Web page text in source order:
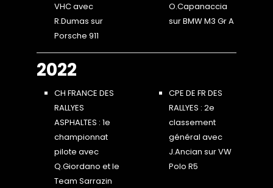
VHC avec
R.Dumas sur
Porsche 911
O.Capanaccia
sur BMW M3 Gr A
2022
CH FRANCE DES
RALLYES
ASPHALTES : 1e
championnat
pilote avec
Q.Giordano et le
Team Sarrazin
CPE DE FR DES
RALLYES : 2e
classement
général avec
J.Ancian sur VW
Polo R5